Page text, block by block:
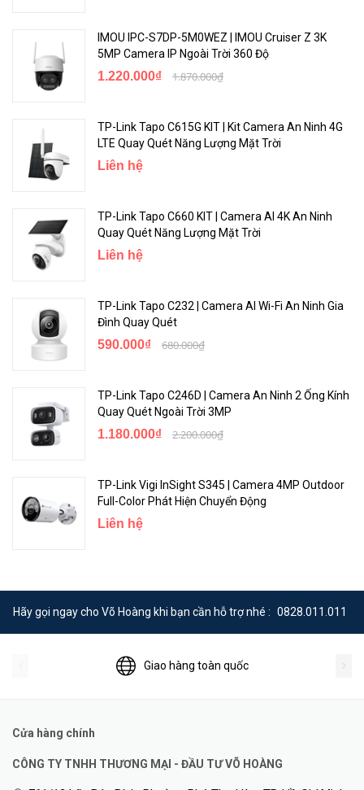
IMOU IPC-S7DP-5M0WEZ | IMOU Cruiser Z 3K
5MP Camera IP Ngoài Trời 360 Độ
1.220.000₫ 1.870.000₫
TP-Link Tapo C615G KIT | Kit Camera An Ninh 4G
LTE Quay Quét Năng Lượng Mặt Trời
Liên hệ
TP-Link Tapo C660 KIT | Camera AI 4K An Ninh
Quay Quét Năng Lượng Mặt Trời
Liên hệ
TP-Link Tapo C232 | Camera AI Wi-Fi An Ninh Gia
Đình Quay Quét
590.000₫ 680.000₫
TP-Link Tapo C246D | Camera An Ninh 2 Ống Kính
Quay Quét Ngoài Trời 3MP
1.180.000₫ 2.200.000₫
TP-Link Vigi InSight S345 | Camera 4MP Outdoor
Full-Color Phát Hiện Chuyển Động
Liên hệ
Hãy gọi ngay cho Võ Hoàng khi bạn cần hỗ trợ nhé : 0828.011.011
Giao hàng toàn quốc
Cửa hàng chính
CÔNG TY TNHH THƯƠNG MẠI - ĐẦU TƯ VÕ HOÀNG